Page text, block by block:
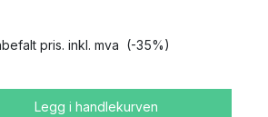
pris. inkl. mva (-35%)
Legg i handlekurven